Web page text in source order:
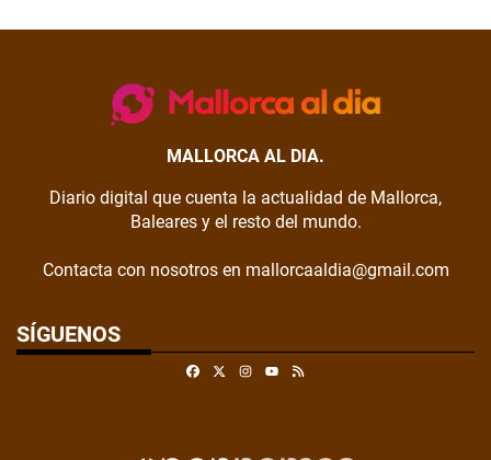
MALLORCA AL DIA.
Diario digital que cuenta la actualidad de Mallorca,
Baleares y el resto del mundo.
Contacta con nosotros en mallorcaaldia@gmail.com
SÍGUENOS
FacebookInstagram